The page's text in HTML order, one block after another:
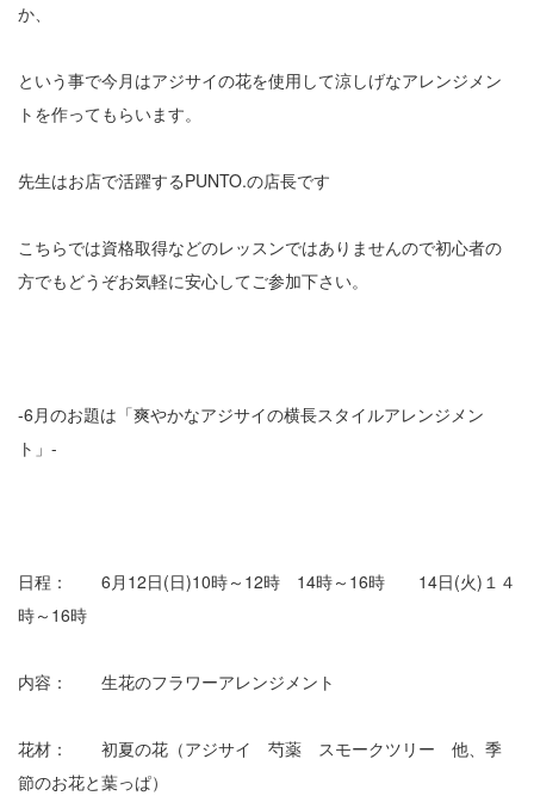
か、
という事で今月はアジサイの花を使用して涼しげなアレンジメン
トを作ってもらいます。
先生はお店で活躍するPUNTO.の店長です
こちらでは資格取得などのレッスンではありませんので初心者の
方でもどうぞお気軽に安心してご参加下さい。
-6月のお題は「爽やかなアジサイの横長スタイルアレンジメン
ト」-
日程： 6月12日(日)10時～12時 14時～16時 14日(火)１４
時～16時
内容： 生花のフラワーアレンジメント
花材： 初夏の花（アジサイ 芍薬 スモークツリー 他、季
節のお花と葉っぱ）